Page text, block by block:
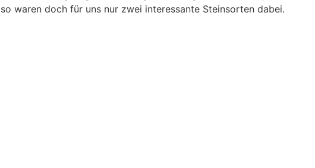
so waren doch für uns nur zwei interessante Steinsorten dabei.